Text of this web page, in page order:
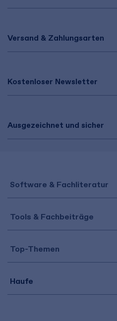
Versand & Zahlungsarten
Kostenloser Newsletter
Ausgezeichnet und sicher
Software & Fachliteratur
Tools & Fachbeiträge
Top-Themen
Haufe